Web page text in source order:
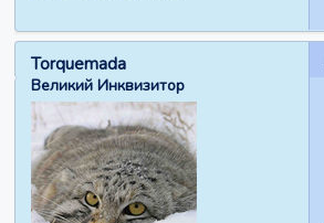
Torquemada
Великий Инквизитор